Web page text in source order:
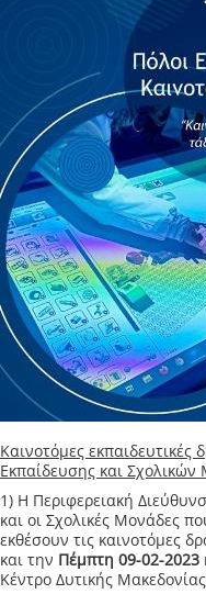
Καινοτόμες εκπαιδευτικές
Εκπαίδευσης και
1) H Περιφερειακή
και οι Σχολικές Μονάδες
εκθέσουν τις καινοτόμες
και την Πέμπτη 09-02-2023
Κέντρο Δυτικής